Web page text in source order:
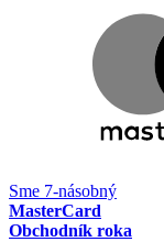
Sme 7-násobný
MasterCard
Obchodník roka